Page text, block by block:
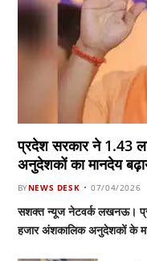
प्रदेश सरकार ने 1.43
अनुदेशकों का मानदेय
BYNEWS DESK 07/04/2026
सशक्त न्यूज नेटवर्क लखनऊ।
हजार अंशकालिक अनुदेशकों के